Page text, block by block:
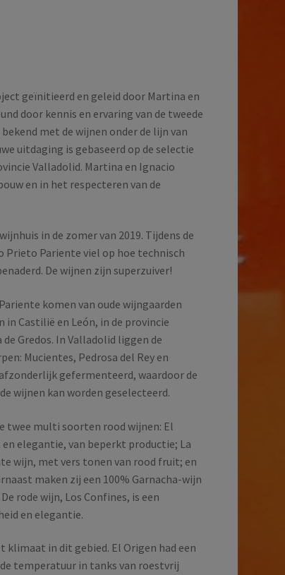
geïnitieerd en geleid door Martina en
door kennis en ervaring van de tweede
met de wijnen onder de lijn van
uitdaging is gebaseerd op de selectie
Valladolid. Martina en Ignacio
en in het respecteren van de
in de zomer van 2019. Tijdens de
Pariente viel op hoe technisch
De wijnen zijn superzuiver!
komen van oude wijngaarden
Castilië en León, in de provincie
Gredos. In Valladolid liggen de
Mucientes, Pedrosa del Rey en
gefermenteerd, waardoor de
wijnen kan worden geselecteerd.
twee multi soorten rood wijnen: El
elegantie, van beperkt productie; La
wijn, met vers tonen van rood fruit; en
maken zij een 100% Garnacha-wijn
rode wijn, Los Confines, is een
en elegantie.
klimaat in dit gebied. El Origen had een
temperatuur in tanks van roestvrij